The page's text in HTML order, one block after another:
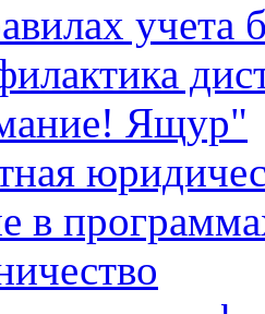
учета
Ящур"
в